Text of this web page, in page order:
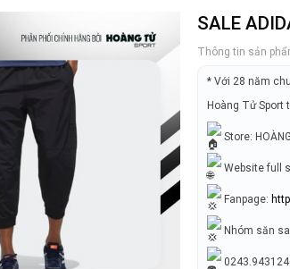
SALE
Thông tin sản
* Với 28 năm
Hoàng Tử Sport
Store:
Website full
Fanpage:
Nhóm săn